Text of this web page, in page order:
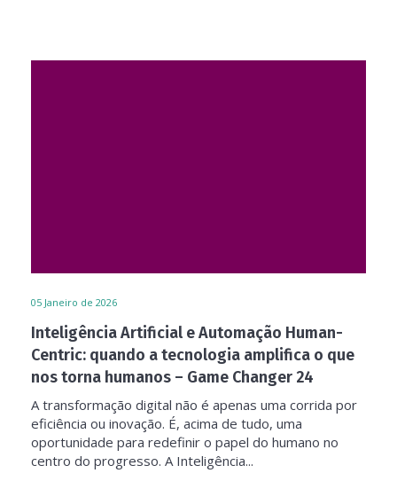
05 Janeiro de 2026
Inteligência Artificial e Automação Human-
Centric: quando a tecnologia amplifica o que
nos torna humanos – Game Changer 24
A transformação digital não é apenas uma corrida por
eficiência ou inovação. É, acima de tudo, uma
oportunidade para redefinir o papel do humano no
centro do progresso. A Inteligência...